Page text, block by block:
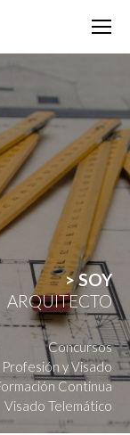
> SOY
ARQUITECTO
Concursos
Profesión y Visado
Continua
Visado Telemático